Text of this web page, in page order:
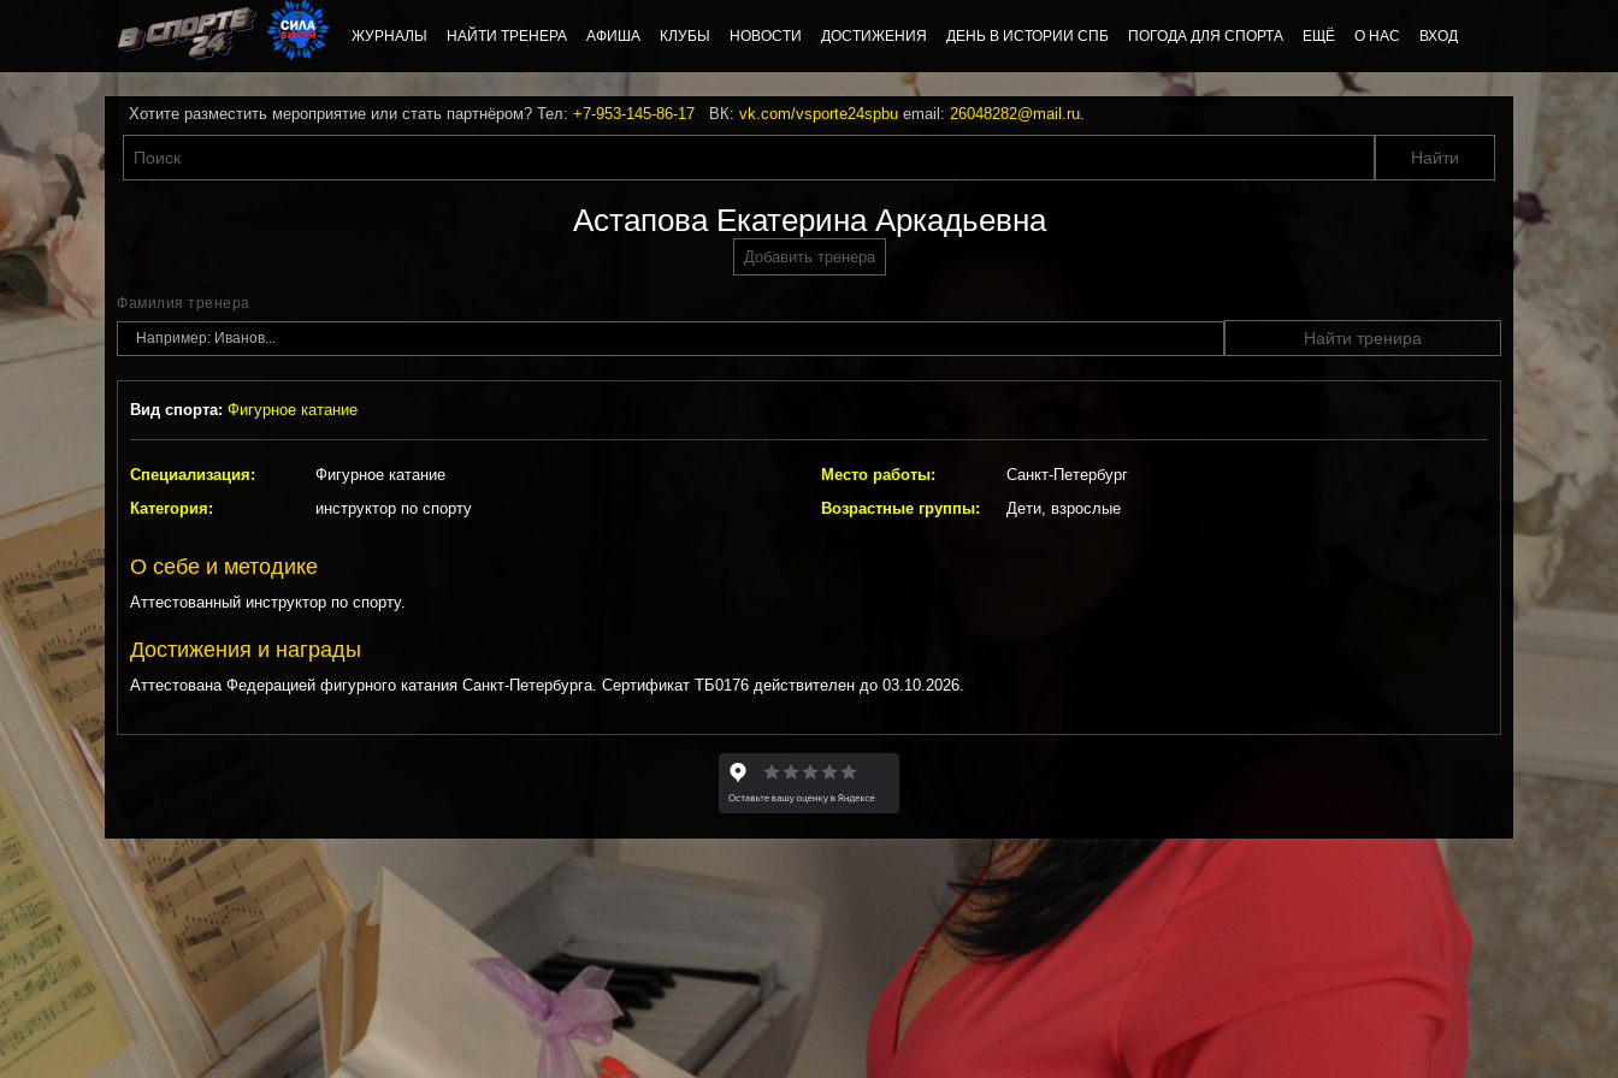
ЖУРНАЛЫ НАЙТИ ТРЕНЕРА АФИША КЛУБЫ НОВОСТИ ДОСТИЖЕНИЯ ДЕНЬ В ИСТОРИИ СПБ ПОГОДА ДЛЯ СПОРТА ЕЩЁ О НАС ВХОД
Хотите разместить мероприятие или стать партнёром? Тел: +7-953-145-86-17 ВК: vk.com/vsporte24spbu email: 26048282@mail.ru.
Астапова Екатерина Аркадьевна
Добавить тренера
Фамилия тренера
Найти тренира
Вид спорта: Фигурное катание
Специализация:
Фигурное катание
Категория:
инструктор по спорту
Место работы:
Санкт-Петербург
Возрастные группы:
Дети, взрослые
О себе и методике
Аттестованный инструктор по спорту.
Достижения и награды
Аттестована Федерацией фигурного катания Санкт-Петербурга. Сертификат ТБ0176 действителен до 03.10.2026.